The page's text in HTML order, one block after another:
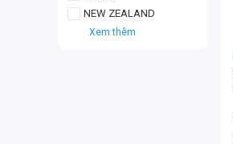
NEW ZEALAND
Xem thêm